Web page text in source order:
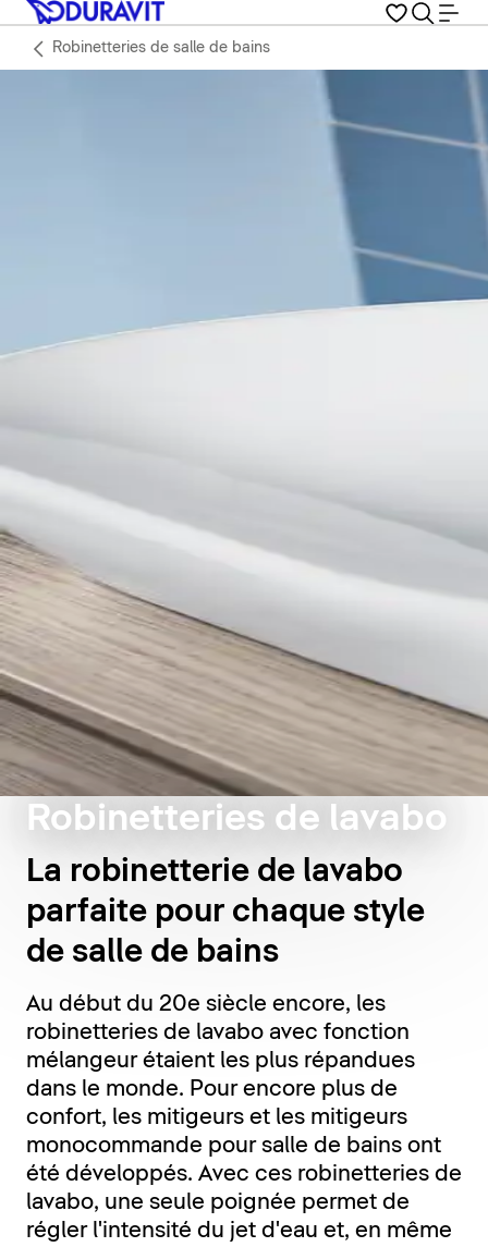
Robinetteries de salle de bains
Robinetteries de lavabo
La robinetterie de lavabo
parfaite pour chaque style
de salle de bains
Au début du 20e siècle encore, les
robinetteries de lavabo avec fonction
mélangeur étaient les plus répandues
dans le monde. Pour encore plus de
confort, les mitigeurs et les mitigeurs
monocommande pour salle de bains ont
été développés. Avec ces robinetteries de
lavabo, une seule poignée permet de
régler l'intensité du jet d'eau et, en même